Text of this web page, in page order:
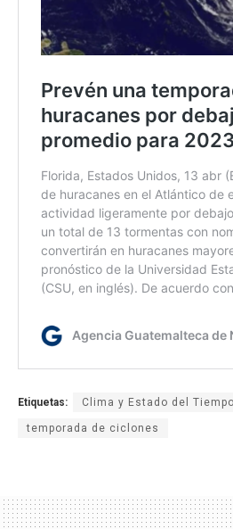
Etiquetas: Clima y Estado del Tiempo
temporada de ciclones